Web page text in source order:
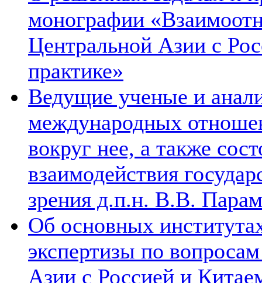
монографии
Центральной Азии с
практике»
Ведущие ученые и
международных
вокруг нее, а также
взаимодействия
зрения д.п.н. В.В.
Об основных
экспертизы по
Азии с Россией и